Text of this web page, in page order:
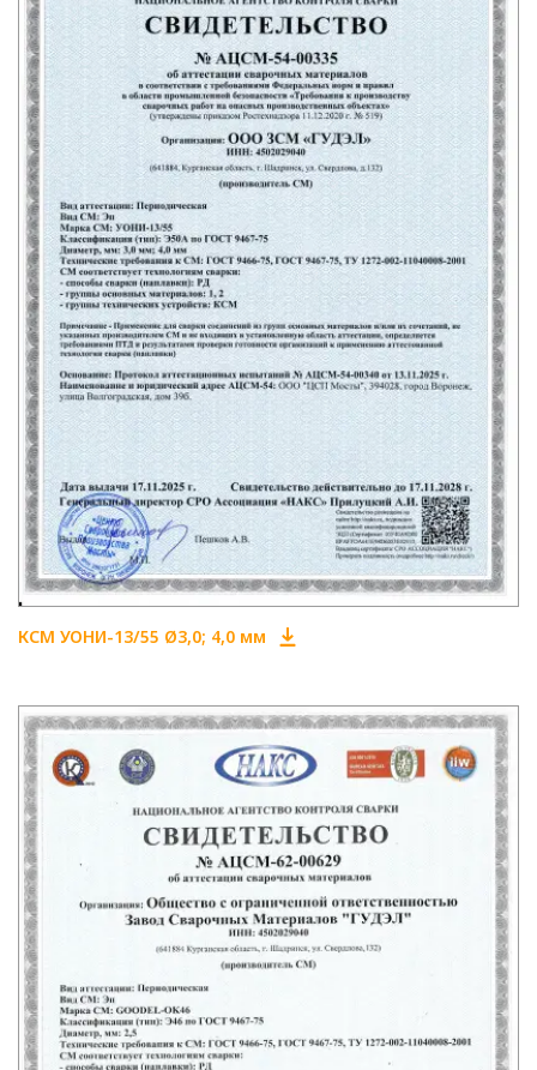
КСМ УОНИ-13/55 Ø3,0; 4,0 мм